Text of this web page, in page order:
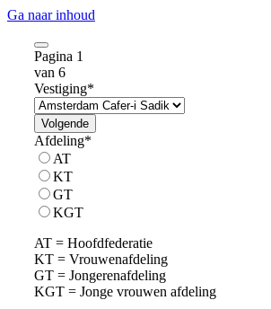
Ga naar inhoud
Pagina 1
van 6
Vestiging*
Volgende
Afdeling*
AT
KT
GT
KGT
AT = Hoofdfederatie
KT = Vrouwenafdeling
GT = Jongerenafdeling
KGT = Jonge vrouwen afdeling